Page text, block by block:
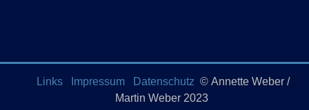
Links Impressum Datenschutz © Annette Weber /
Martin Weber 2023